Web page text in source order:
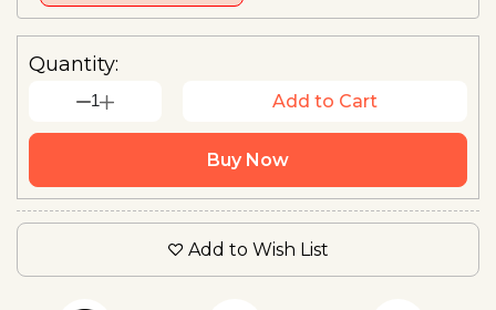
Quantity:
1 Add to Cart
Buy Now
Add to Wish List